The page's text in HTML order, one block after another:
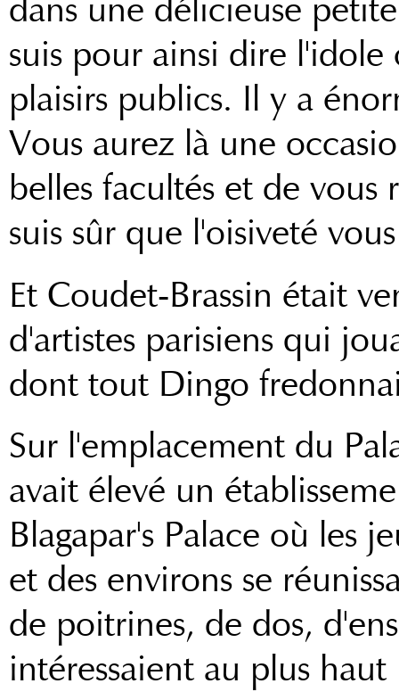
dans une délicieuse
suis pour ainsi dire
plaisirs publics. Il y a
Vous aurez là une
belles facultés et de vous
suis sûr que l'oisiveté
Et Coudet-Brassin était
d'artistes parisiens qui
dont tout Dingo
Sur l'emplacement du
avait élevé un
Blagapar's Palace où les
et des environs se
de poitrines, de dos,
intéressaient au plus